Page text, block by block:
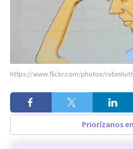
https://www.flickr.com/photos/
Priorízanos en